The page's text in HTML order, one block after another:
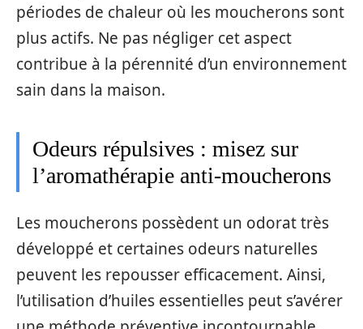
périodes de chaleur où les moucherons sont
plus actifs. Ne pas négliger cet aspect
contribue à la pérennité d’un environnement
sain dans la maison.
Odeurs répulsives : misez sur
l’aromathérapie anti-moucherons
Les moucherons possèdent un odorat très
développé et certaines odeurs naturelles
peuvent les repousser efficacement. Ainsi,
l’utilisation d’huiles essentielles peut s’avérer